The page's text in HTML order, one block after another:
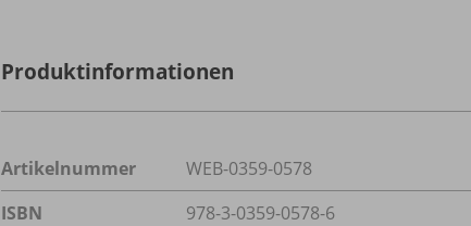
Produktinformationen
Artikelnummer
WEB-0359-0578
ISBN
978-3-0359-0578-6